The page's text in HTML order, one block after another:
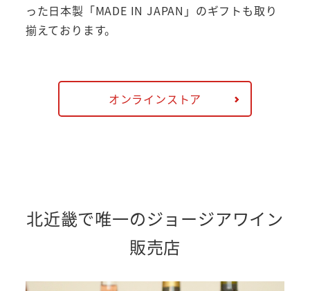
った日本製「MADE IN JAPAN」のギフトも取り
揃えております。
オンラインストア
北近畿で唯一のジョージアワイン
販売店